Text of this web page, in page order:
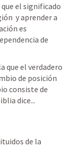
el significado
y aprender a
es
de
que el verdadero
de posición
consiste de
dice...
de la